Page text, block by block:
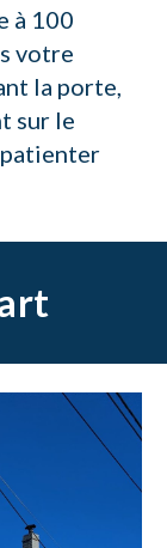
à 100
votre
la porte,
sur le